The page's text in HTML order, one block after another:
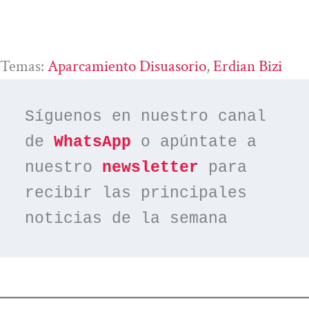
Temas: Aparcamiento Disuasorio, Erdian Bizi
Síguenos en nuestro canal
de WhatsApp o apúntate a
nuestro newsletter para
recibir las principales
noticias de la semana